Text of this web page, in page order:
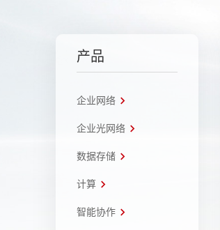
产品
企业网络
企业光网络
数据存储
计算
智能协作